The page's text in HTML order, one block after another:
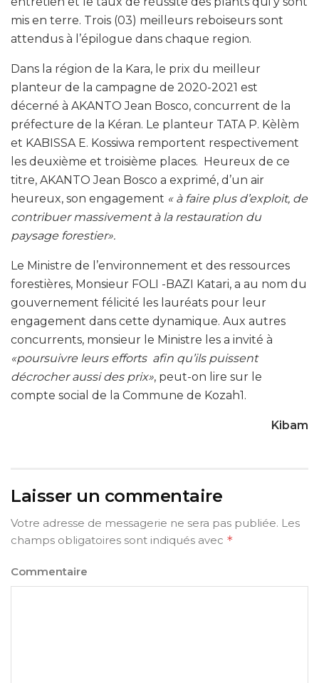
mis en terre. Trois (03) meilleurs reboiseurs sont
attendus à l’épilogue dans chaque region.
Dans la région de la Kara, le prix du meilleur
planteur de la campagne de 2020-2021 est
décerné à AKANTO Jean Bosco, concurrent de la
préfecture de la Kéran. Le planteur TATA P. Kèlèm
et KABISSA E. Kossiwa remportent respectivement
les deuxième et troisième places. Heureux de ce
titre, AKANTO Jean Bosco a exprimé, d’un air
heureux, son engagement « à faire plus d’exploit, de
contribuer massivement à la restauration du
paysage forestier».
Le Ministre de l’environnement et des ressources
forestières, Monsieur FOLI -BAZI Katari, a au nom du
gouvernement félicité les lauréats pour leur
engagement dans cette dynamique. Aux autres
concurrents, monsieur le Ministre les a invité à
«poursuivre leurs efforts afin qu’ils puissent
décrocher aussi des prix», peut-on lire sur le
compte social de la Commune de Kozah1.
Kibam
Laisser un commentaire
Votre adresse de messagerie ne sera pas publiée. Les
champs obligatoires sont indiqués avec *
Commentaire